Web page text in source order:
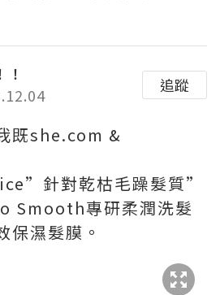
追蹤
既she.com &
針對乾枯毛躁髮質”
Smooth專研柔潤洗髮
保濕髮膜。